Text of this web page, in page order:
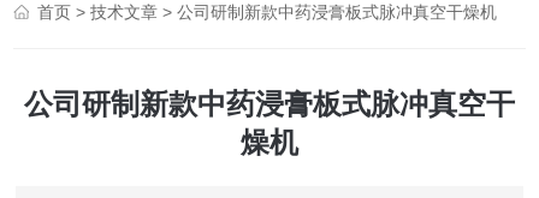
首页 >技术文章 > 公司研制新款中药浸膏板式脉冲真空干燥机
公司研制新款中药浸膏板式脉冲真空干
燥机